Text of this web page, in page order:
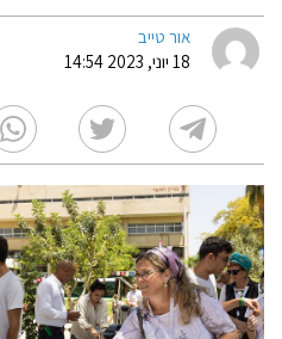
אור טייב
18 יוני, 2023 14:54